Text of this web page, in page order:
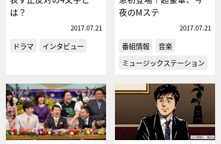
は？
2017.07.21
ドラマ インタビュー
夜のMステ
2017.07.21
番組情報
音楽
ミュージックステーション